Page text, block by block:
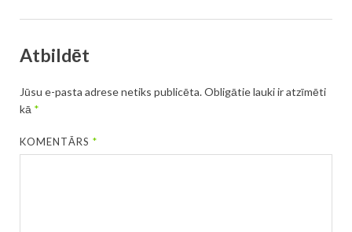
Atbildēt
Jūsu e-pasta adrese netiks publicēta.Obligātie lauki ir atzīmēti
kā *
KOMENTĀRS*